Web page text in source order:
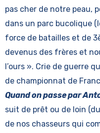
pas cher de notre peau,
dans un parc bucolique
force de batailles et de
devenus des frères et
l’ours ». Crie de guerre
de championnat de
Quand on passe par
suit de prêt ou de loin
de nos chasseurs qui